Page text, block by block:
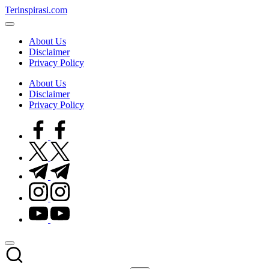
Skip
to
Terinspirasi.com
Inspirasi
TerkiniAbout Us
Disclaimer
Privacy Policy
About Us
Disclaimer
Privacy Policy
facebook.com
twitter.com
t.me
instagram.com
youtube.com